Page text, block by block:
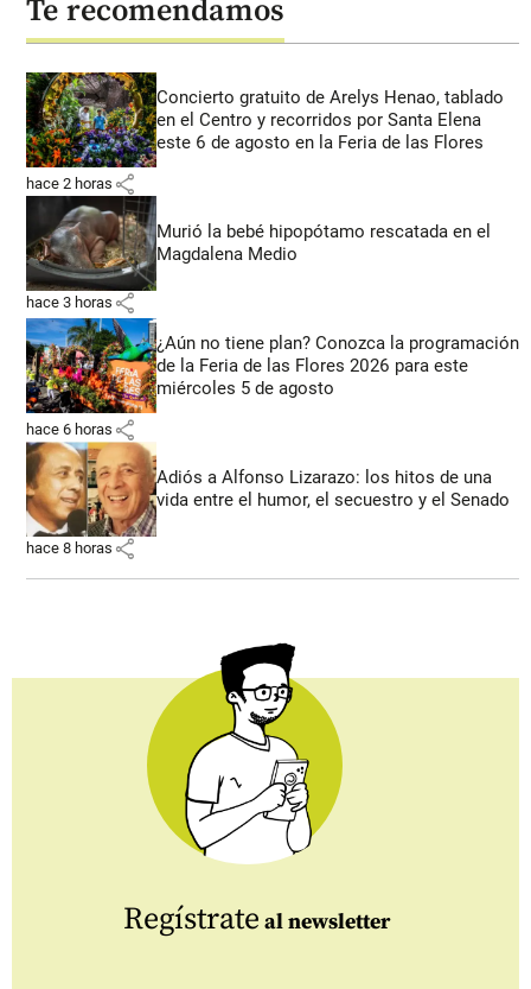
Te recomendamos
Concierto gratuito de Arelys Henao, tablado
en el Centro y recorridos por Santa Elena
este 6 de agosto en la Feria de las Flores
hace 2 horas share
Murió la bebé hipopótamo rescatada en el
Magdalena Medio
hace 3 horas share
¿Aún no tiene plan? Conozca la programación
de la Feria de las Flores 2026 para este
miércoles 5 de agosto
hace 6 horas share
Adiós a Alfonso Lizarazo: los hitos de una
vida entre el humor, el secuestro y el Senado
hace 8 horas share
Regístrate al newsletter